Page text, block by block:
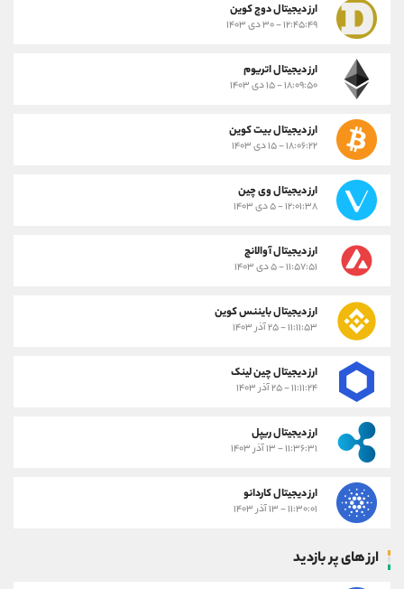
ارز دیجیتال دوج کوین
۱۲:۴۵:۴۹ - ۳۰ دی ۱۴۰۳
ارز دیجیتال اتریوم
۱۸:۰۹:۵۰ - ۱۵ دی ۱۴۰۳
ارز دیجیتال بیت کوین
۱۸:۰۶:۲۲ - ۱۵ دی ۱۴۰۳
ارز دیجیتال وی چین
۱۲:۰۱:۳۸ - ۵ دی ۱۴۰۳
ارز دیجیتال آوالانچ
۱۱:۵۷:۵۱ - ۵ دی ۱۴۰۳
ارز دیجیتال بایننس کوین
۱۱:۱۱:۵۳ - ۲۵ آذر ۱۴۰۳
ارز دیجیتال چین لینک
۱۱:۱۱:۲۴ - ۲۵ آذر ۱۴۰۳
ارز دیجیتال ریپل
۱۱:۳۶:۳۱ - ۱۳ آذر ۱۴۰۳
ارز دیجیتال کاردانو
۱۱:۳۰:۰۱ - ۱۳ آذر ۱۴۰۳
ارز های پر بازدید